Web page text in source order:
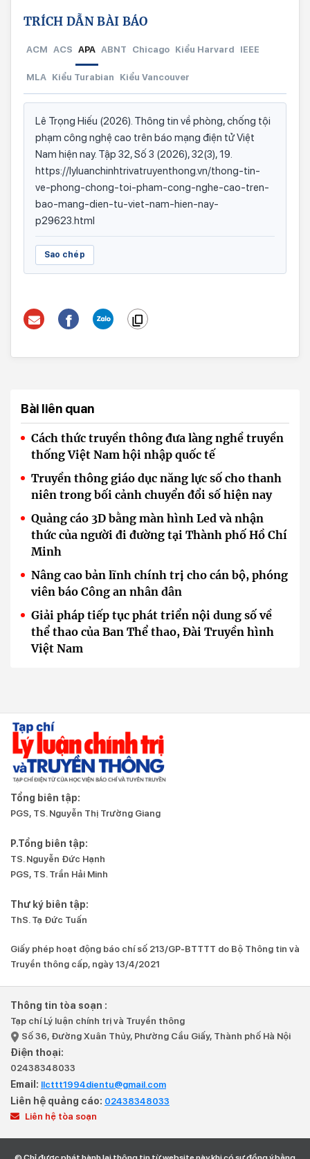
TRÍCH DẪN BÀI BÁO
ACM ACS APA ABNT Chicago Kiểu Harvard IEEE
MLA Kiểu Turabian Kiểu Vancouver
Lê Trọng Hiếu (2026). Thông tin về phòng, chống tội
phạm công nghệ cao trên báo mạng điện tử Việt
Nam hiện nay. Tập 32, Số 3 (2026), 32(3), 19.
https://lyluanchinhtrivatruyenthong.vn/thong-tin-
ve-phong-chong-toi-pham-cong-nghe-cao-tren-
bao-mang-dien-tu-viet-nam-hien-nay-
p29623.html
Sao chép
Bài liên quan
Cách thức truyền thông đưa làng nghề truyền
thống Việt Nam hội nhập quốc tế
Truyền thông giáo dục năng lực số cho thanh
niên trong bối cảnh chuyển đổi số hiện nay
Quảng cáo 3D bằng màn hình Led và nhận
thức của người đi đường tại Thành phố Hồ Chí
Minh
Nâng cao bản lĩnh chính trị cho cán bộ, phóng
viên báo Công an nhân dân
Giải pháp tiếp tục phát triển nội dung số về
thể thao của Ban Thể thao, Đài Truyền hình
Việt Nam
Tổng biên tập:
PGS, TS. Nguyễn Thị Trường Giang
P.Tổng biên tập:
TS. Nguyễn Đức Hạnh
PGS, TS. Trần Hải Minh
Thư ký biên tập:
ThS. Tạ Đức Tuấn
Giấy phép hoạt động báo chí số 213/GP-BTTTT do Bộ Thông tin và
Truyền thông cấp, ngày 13/4/2021
Thông tin tòa soạn :
Tạp chí Lý luận chính trị và Truyền thông
Số 36, Đường Xuân Thủy, Phường Cầu Giấy, Thành phố Hà Nội
Điện thoại:
02438348033
Email: llcttt1994dientu@gmail.com
Liên hệ quảng cáo: 02438348033
Liên hệ tòa soạn